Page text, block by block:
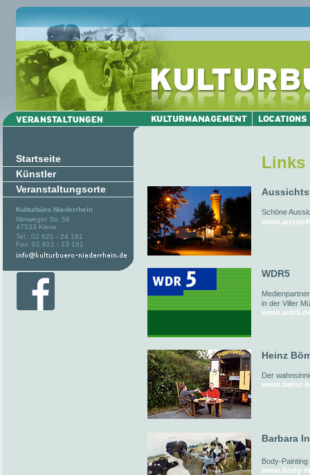
Startseite
Künstler
Veranstaltungsorte
Kulturbüro Niederrhein
Nimweger Str. 58
47533 Kleve
Tel.: 02 821 - 24 161
Fax: 02 821 - 13 161
Links
Schöne
WDR5
in der Viller
Heinz
Der
www.heinz-
Barbara
Body-Painting
www.body-